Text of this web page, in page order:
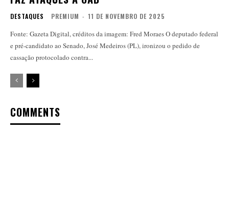
DESTAQUES PREMIUM - 11 DE NOVEMBRO DE 2025
Fonte: Gazeta Digital, créditos da imagem: Fred Moraes O deputado federal
e pré-candidato ao Senado, José Medeiros (PL), ironizou o pedido de
cassação protocolado contra...
COMMENTS